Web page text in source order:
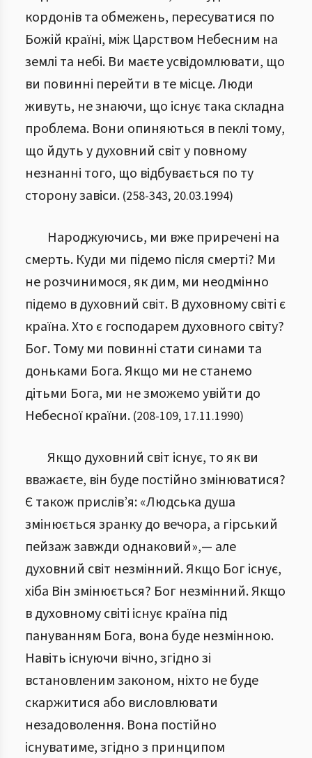
кордонів та обмежень, пересуватися по
Божій країні, між Царством Небесним на
землі та небі. Ви маєте усвідомлювати, що
ви повинні перейти в те місце. Люди
живуть, не знаючи, що існує така складна
проблема. Вони опиняються в пеклі тому,
що йдуть у духовний світ у повному
незнанні того, що відбувається по ту
сторону завіси. (258-343, 20.03.1994)
Народжуючись, ми вже приречені на
смерть. Куди ми підемо після смерті? Ми
не розчинимося, як дим, ми неодмінно
підемо в духовний світ. В духовному світі є
країна. Хто є господарем духовного світу?
Бог. Тому ми повинні стати синами та
доньками Бога. Якщо ми не станемо
дітьми Бога, ми не зможемо увійти до
Небесної країни. (208-109, 17.11.1990)
Якщо духовний світ існує, то як ви
вважаєте, він буде постійно змінюватися?
Є також прислів’я: «Людська душа
змінюється зранку до вечора, а гірський
пейзаж завжди однаковий»,— але
духовний світ незмінний. Якщо Бог існує,
хіба Він змінюється? Бог незмінний. Якщо
в духовному світі існує країна під
пануванням Бога, вона буде незмінною.
Навіть існуючи вічно, згідно зі
встановленим законом, ніхто не буде
скаржитися або висловлювати
незадоволення. Вона постійно
існуватиме, згідно з принципом